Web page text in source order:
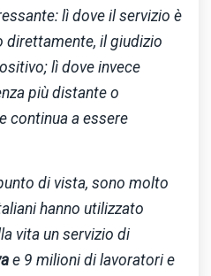
lì dove il servizio è
il giudizio
lì dove invece
più distante o
continua a essere
di vista, sono molto
hanno utilizzato
vita un servizio di
e 9 milioni di lavoratori e